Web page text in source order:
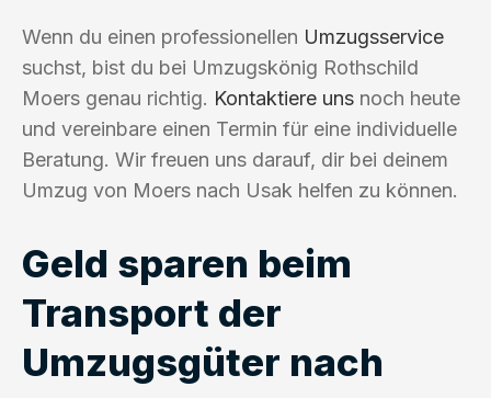
Wenn du einen professionellen Umzugsservice
suchst, bist du bei Umzugskönig Rothschild
Moers genau richtig. Kontaktiere uns noch heute
und vereinbare einen Termin für eine individuelle
Beratung. Wir freuen uns darauf, dir bei deinem
Umzug von Moers nach Usak helfen zu können.
Geld sparen beim
Transport der
Umzugsgüter nach